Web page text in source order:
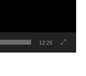
12:26